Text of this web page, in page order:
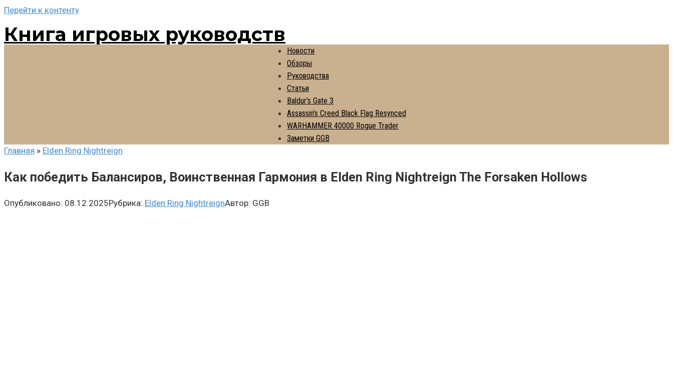
Перейти к контенту
Книга игровых руководств
Новости
Обзоры
Руководства
Статьи
Baldur’s Gate 3
Assassin’s Creed Black Flag Resynced
WARHAMMER 40000 Rogue Trader
Заметки GGB
Главная » Elden Ring Nightreign
Как победить Балансиров, Воинственная Гармония в Elden Ring Nightreign The Forsaken Hollows
Опубликовано: 08.12.2025Рубрика: Elden Ring NightreignАвтор: GGB